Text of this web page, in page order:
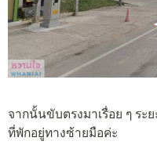
จากนั้นขับตรงมาเรื่อย ๆ ระ
ที่พักอยู่ทางซ้ายมือค่ะ